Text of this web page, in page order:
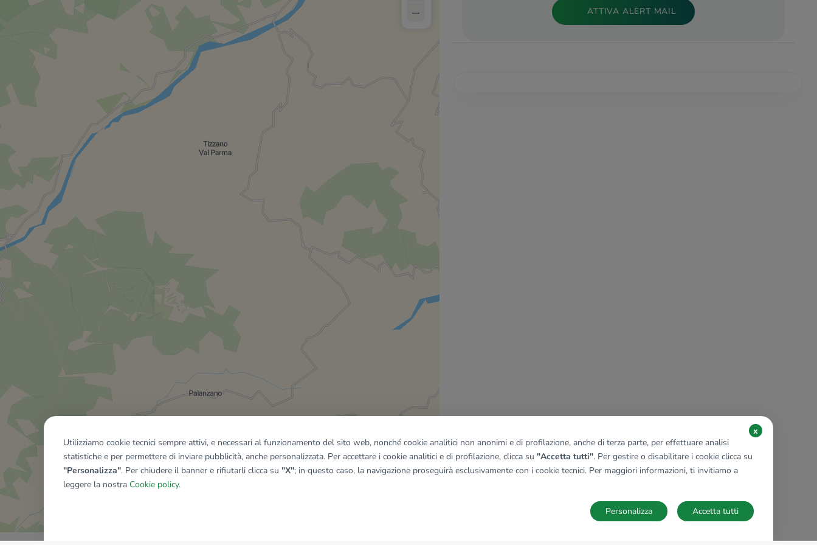
Vuoi essere avvisato via mail appena saranno pubblicati immobili
corrispondenti alla tua ricerca?
–
Mostra tutti gli immobili del riquadro
Utilizziamo cookie tecnici sempre attivi, e necessari al funzionamento del sito web, nonché cookie analitici non anonimi e di profilazione, anche di terza parte, per effettuare analisi
statistiche e per permettere di inviare pubblicità, anche personalizzata. Per accettare i cookie analitici e di profilazione, clicca su "Accetta tutti". Per gestire o disabilitare i cookie clicca su
"Personalizza". Per chiudere il banner e rifiutarli clicca su "X"; in questo caso, la navigazione proseguirà esclusivamente con i cookie tecnici. Per maggiori informazioni, ti invitiamo a
leggere la nostra Cookie policy.
x
Accetta tutti
Personalizza